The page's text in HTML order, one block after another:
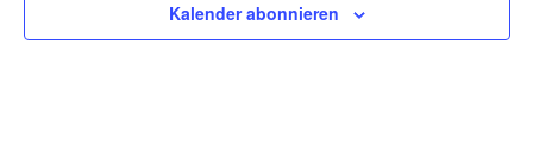
Kalender abonnieren